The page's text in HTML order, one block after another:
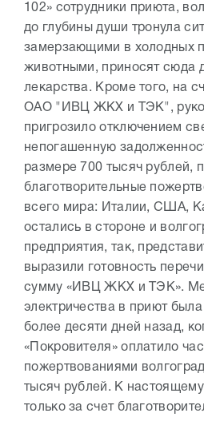
102» сотрудники приюта,
до глубины души тронула
замерзающими в холодных
животными, приносят сюда
лекарства. Кроме того, на
ОАО "ИВЦ ЖКХ и ТЭК",
пригрозило отключением
непогашенную
размере 700 тысяч рублей,
благотворительные
всего мира: Италии, США,
остались в стороне и
предприятия, так,
выразили готовность
сумму «ИВЦ ЖКХ и ТЭК».
электричества в приют
более десяти дней назад,
«Покровителя» оплатило
пожертвованиями
тысяч рублей. К
только за счет